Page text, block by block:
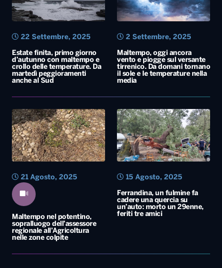
Estate finita, primo giorno
d’autunno con maltempo e
crollo delle temperature. Da
martedì peggioramenti
anche al Sud
22 Settembre, 2025
Maltempo, oggi ancora
vento e piogge sul versante
tirrenico. Da domani tornano
il sole e le temperature nella
media
2 Settembre, 2025
Maltempo nel potentino,
sopralluogo dell’assessore
regionale all’Agricoltura
nelle zone colpite
21 Agosto, 2025
Ferrandina, un fulmine fa
cadere una quercia su
un’auto: morto un 29enne,
feriti tre amici
15 Agosto, 2025